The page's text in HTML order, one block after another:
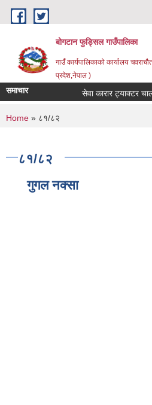
Skip to main content
बोगटान फुड्सिल गाउँपालिका
गाउँ कार्यपालिकाको कार्यालय
प्रदेश,नेपाल )
समाचार सेवा कारार ट्याक्टर चालक
You are here
Home » ८१/८२
८१/८२
गुगल नक्सा